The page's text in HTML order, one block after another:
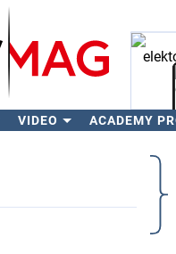
VIDEO ACADEMY